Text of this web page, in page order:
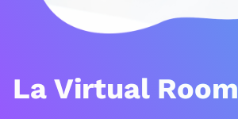
La Virtual Room